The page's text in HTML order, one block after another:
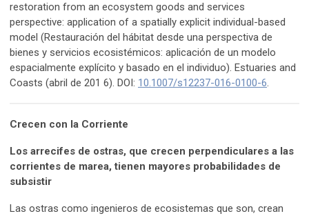
restoration from an ecosystem goods and services
perspective: application of a spatially explicit individual-based
model (Restauración del hábitat desde una perspectiva de
bienes y servicios ecosistémicos: aplicación de un modelo
espacialmente explícito y basado en el individuo). Estuaries and
Coasts (abril de 201 6). DOI: 10.1007/s12237-016-0100-6.
Crecen con la Corriente
Los arrecifes de ostras, que crecen perpendiculares a las
corrientes de marea, tienen mayores probabilidades de
subsistir
Las ostras como ingenieros de ecosistemas que son, crean